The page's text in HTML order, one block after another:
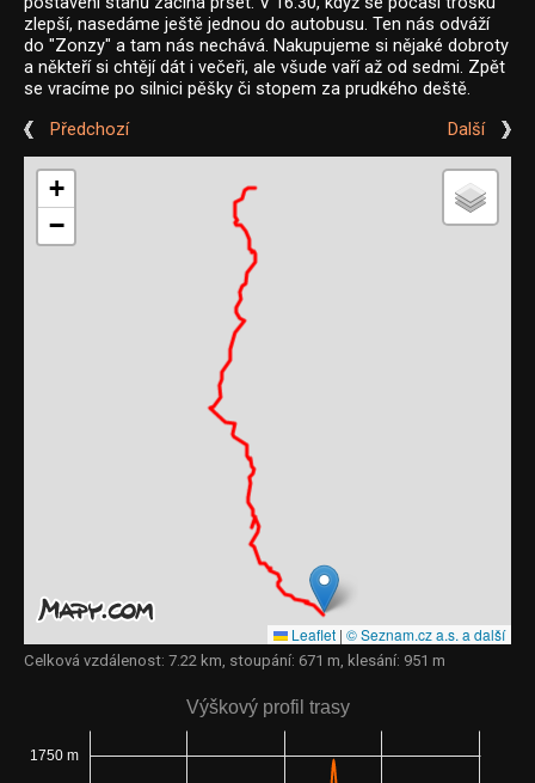
zlepší, nasedáme ještě jednou do autobusu. Ten nás odváží
do "Zonzy" a tam nás nechává. Nakupujeme si nějaké dobroty
a někteří si chtějí dát i večeři, ale všude vaří až od sedmi. Zpět
se vracíme po silnici pěšky či stopem za prudkého deště.
Předchozí
Další
+
−
Leaflet | © Seznam.cz a.s. a další
Celková vzdálenost: 7.22 km, stoupání: 671 m, klesání: 951 m
1750 m
Výškový profil trasy